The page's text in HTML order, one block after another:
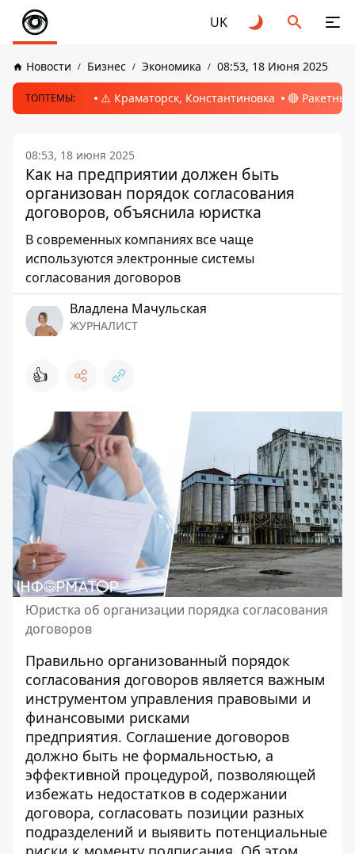
UK
Новости Бизнес Экономика 08:53, 18 Июня 2025
ТОПТЕМЫ: ⚠️ Краматорск, Константиновка 🔴
08:53, 18 июня 2025
Как на предприятии должен быть
организован порядок согласования
договоров, объяснила юристка
В современных компаниях все чаще
используются электронные системы
согласования договоров
Владлена Мачульская
ЖУРНАЛИСТ
👍
Юристка об организации порядка согласования
договоров
Правильно организованный порядок
согласования договоров является важным
инструментом управления правовыми и
финансовыми рисками
предприятия. Соглашение договоров
должно быть не формальностью, а
эффективной процедурой, позволяющей
избежать недостатков в содержании
договора, согласовать позиции разных
подразделений и выявить потенциальные